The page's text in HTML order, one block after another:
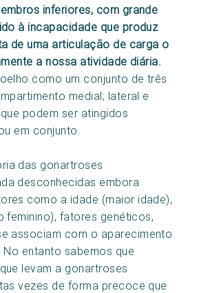
inferiores, com grande
à incapacidade que produz
de uma articulação de carga o
a nossa atividade diária.
como um conjunto de três
medial; lateral e
podem ser atingidos
em conjunto.
das gonartroses
desconhecidas embora
como a idade (maior idade),
feminino), fatores genéticos,
associam com o aparecimento
entanto sabemos que
levam a gonartroses
vezes de forma precoce que